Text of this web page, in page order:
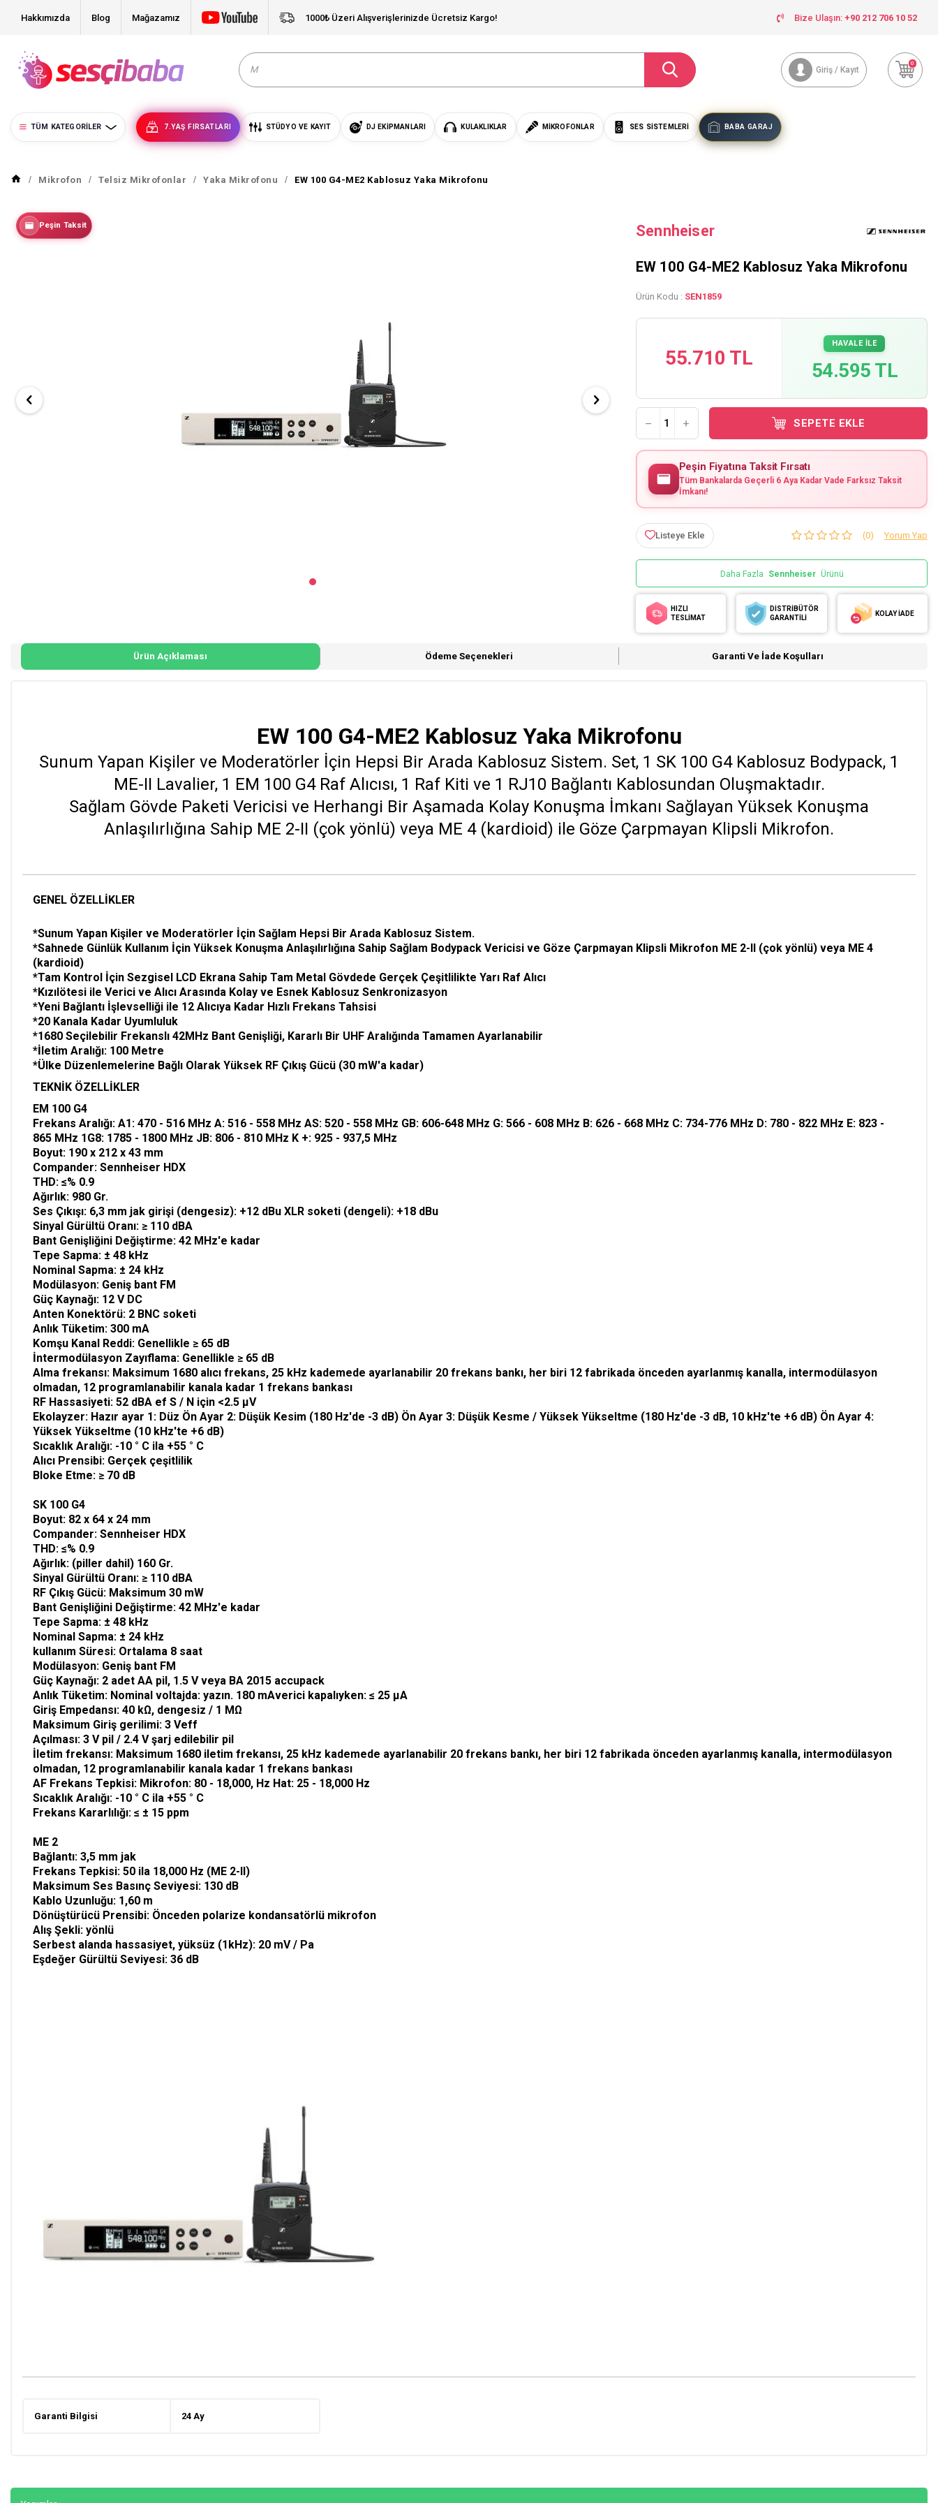
Hakkımızda Blog Mağazamız 1000₺ Üzeri Alışverişlerinizde Ücretsiz Kargo! Bize Ulaşın: +90 212 706 10 52
Giriş / Kayıt
0
TÜM KATEGORILER 7.YAŞ FIRSATLARI STÜDYO VE KAYIT DJ EKIPMANLARI KULAKLIKLAR MIKROFONLAR SES SISTEMLERI BABA GARAJ
Mikrofon Telsiz Mikrofonlar Yaka Mikrofonu EW 100 G4-ME2 Kablosuz Yaka Mikrofonu
Peşin Taksit Sennheiser
EW 100 G4-ME2 Kablosuz Yaka Mikrofonu
Ürün Kodu : SEN1859
55.710 TL
HAVALE İLE
54.595 TL
SEPETE EKLE
Peşin Fiyatına Taksit Fırsatı
Tüm Bankalarda Geçerli 6 Aya Kadar Vade Farksız Taksit
İmkanı!
Listeye Ekle (0) Yorum Yap
Daha Fazla Sennheiser Ürünü
HIZLI
TESLİMAT
DİSTRİBÜTÖR
GARANTİLİ
KOLAY İADE
Ürün Açıklaması Ödeme Seçenekleri Garanti Ve İade Koşulları
EW 100 G4-ME2 Kablosuz Yaka Mikrofonu
Sunum Yapan Kişiler ve Moderatörler İçin Hepsi Bir Arada Kablosuz Sistem. Set, 1 SK 100 G4 Kablosuz Bodypack, 1
ME-II Lavalier, 1 EM 100 G4 Raf Alıcısı, 1 Raf Kiti ve 1 RJ10 Bağlantı Kablosundan Oluşmaktadır.
Sağlam Gövde Paketi Vericisi ve Herhangi Bir Aşamada Kolay Konuşma İmkanı Sağlayan Yüksek Konuşma
Anlaşılırlığına Sahip ME 2-II (çok yönlü) veya ME 4 (kardioid) ile Göze Çarpmayan Klipsli Mikrofon.
GENEL ÖZELLİKLER
*Sunum Yapan Kişiler ve Moderatörler İçin Sağlam Hepsi Bir Arada Kablosuz Sistem.
*Sahnede Günlük Kullanım İçin Yüksek Konuşma Anlaşılırlığına Sahip Sağlam Bodypack Vericisi ve Göze Çarpmayan Klipsli Mikrofon ME 2-II (çok yönlü) veya ME 4
(kardioid)
*Tam Kontrol İçin Sezgisel LCD Ekrana Sahip Tam Metal Gövdede Gerçek Çeşitlilikte Yarı Raf Alıcı
*Kızılötesi ile Verici ve Alıcı Arasında Kolay ve Esnek Kablosuz Senkronizasyon
*Yeni Bağlantı İşlevselliği ile 12 Alıcıya Kadar Hızlı Frekans Tahsisi
*20 Kanala Kadar Uyumluluk
*1680 Seçilebilir Frekanslı 42MHz Bant Genişliği, Kararlı Bir UHF Aralığında Tamamen Ayarlanabilir
*İletim Aralığı: 100 Metre
*Ülke Düzenlemelerine Bağlı Olarak Yüksek RF Çıkış Gücü (30 mW'a kadar)
TEKNİK ÖZELLİKLER
EM 100 G4
Frekans Aralığı: A1: 470 - 516 MHz A: 516 - 558 MHz AS: 520 - 558 MHz GB: 606-648 MHz G: 566 - 608 MHz B: 626 - 668 MHz C: 734-776 MHz D: 780 - 822 MHz E: 823 -
865 MHz 1G8: 1785 - 1800 MHz JB: 806 - 810 MHz K +: 925 - 937,5 MHz
Boyut: 190 x 212 x 43 mm
Compander: Sennheiser HDX
THD: ≤% 0.9
Ağırlık: 980 Gr.
Ses Çıkışı: 6,3 mm jak girişi (dengesiz): +12 dBu XLR soketi (dengeli): +18 dBu
Sinyal Gürültü Oranı: ≥ 110 dBA
Bant Genişliğini Değiştirme: 42 MHz'e kadar
Tepe Sapma: ± 48 kHz
Nominal Sapma: ± 24 kHz
Modülasyon: Geniş bant FM
Güç Kaynağı: 12 V DC
Anten Konektörü: 2 BNC soketi
Anlık Tüketim: 300 mA
Komşu Kanal Reddi: Genellikle ≥ 65 dB
İntermodülasyon Zayıflama: Genellikle ≥ 65 dB
Alma frekansı: Maksimum 1680 alıcı frekans, 25 kHz kademede ayarlanabilir 20 frekans bankı, her biri 12 fabrikada önceden ayarlanmış kanalla, intermodülasyon
olmadan, 12 programlanabilir kanala kadar 1 frekans bankası
RF Hassasiyeti: 52 dBA ef S / N için <2.5 μV
Ekolayzer: Hazır ayar 1: Düz Ön Ayar 2: Düşük Kesim (180 Hz'de -3 dB) Ön Ayar 3: Düşük Kesme / Yüksek Yükseltme (180 Hz'de -3 dB, 10 kHz'te +6 dB) Ön Ayar 4:
Yüksek Yükseltme (10 kHz'te +6 dB)
Sıcaklık Aralığı: -10 ° C ila +55 ° C
Alıcı Prensibi: Gerçek çeşitlilik
Bloke Etme: ≥ 70 dB
SK 100 G4
Boyut: 82 x 64 x 24 mm
Compander: Sennheiser HDX
THD: ≤% 0.9
Ağırlık: (piller dahil) 160 Gr.
Sinyal Gürültü Oranı: ≥ 110 dBA
RF Çıkış Gücü: Maksimum 30 mW
Bant Genişliğini Değiştirme: 42 MHz'e kadar
Tepe Sapma: ± 48 kHz
Nominal Sapma: ± 24 kHz
kullanım Süresi: Ortalama 8 saat
Modülasyon: Geniş bant FM
Güç Kaynağı: 2 adet AA pil, 1.5 V veya BA 2015 accupack
Anlık Tüketim: Nominal voltajda: yazın. 180 mAverici kapalıyken: ≤ 25 µA
Giriş Empedansı: 40 kΩ, dengesiz / 1 MΩ
Maksimum Giriş gerilimi: 3 Veff
Açılması: 3 V pil / 2.4 V şarj edilebilir pil
İletim frekansı: Maksimum 1680 iletim frekansı, 25 kHz kademede ayarlanabilir 20 frekans bankı, her biri 12 fabrikada önceden ayarlanmış kanalla, intermodülasyon
olmadan, 12 programlanabilir kanala kadar 1 frekans bankası
AF Frekans Tepkisi: Mikrofon: 80 - 18,000, Hz Hat: 25 - 18,000 Hz
Sıcaklık Aralığı: -10 ° C ila +55 ° C
Frekans Kararlılığı: ≤ ± 15 ppm
ME 2
Bağlantı: 3,5 mm jak
Frekans Tepkisi: 50 ila 18,000 Hz (ME 2-II)
Maksimum Ses Basınç Seviyesi: 130 dB
Kablo Uzunluğu: 1,60 m
Dönüştürücü Prensibi: Önceden polarize kondansatörlü mikrofon
Alış Şekli: yönlü
Serbest alanda hassasiyet, yüksüz (1kHz): 20 mV / Pa
Eşdeğer Gürültü Seviyesi: 36 dB
Garanti Bilgisi 24 Ay